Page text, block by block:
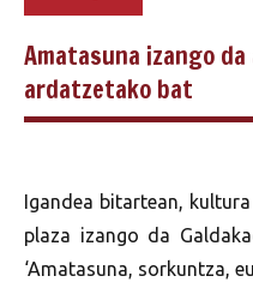
Amatasuna izango
ardatzetako bat
Igandea bitartean,
plaza izango da
‘Amatasuna, sorkuntza,